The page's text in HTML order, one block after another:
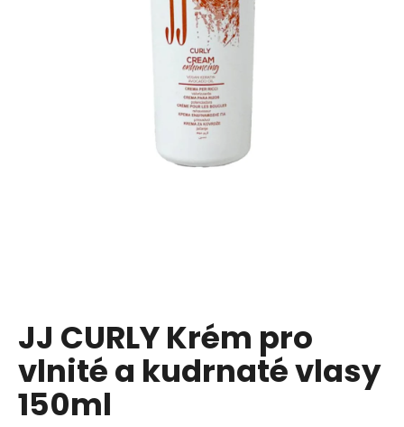
JJ CURLY Krém pro
vlnité a kudrnaté vlasy
150ml
p
o
r
u